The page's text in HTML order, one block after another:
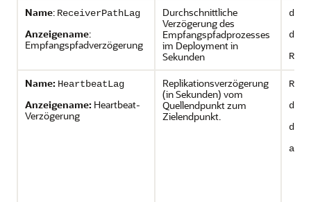
Name: ReceiverPathLag
Anzeigename:
Empfangspfadverzögerung
Durchschnittliche
Verzögerung des
Empfangspfadprozesses
im Deployment in
Sekunden
Name: HeartbeatLag
Anzeigename: Heartbeat-
Verzögerung
Replikationsverzögerung
(in Sekunden) vom
Quellendpunkt zum
Zielendpunkt.